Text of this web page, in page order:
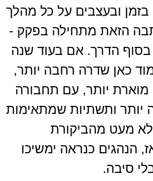
ובעצבים על כל מהלך
הזאת מתחילה בפקק -
הדרך. אם בעוד שנה
כאן שדרה רחבה יותר,
מוארת יותר, עם תחבורה
יותר ותשתיות שמתאימות
לא מעט מהביקורת
הנהגים כנראה ימשיכו
סיבה.